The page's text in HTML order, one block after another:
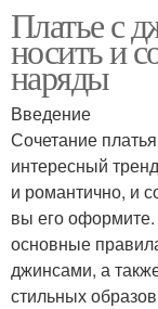
Платье с
носить и
наряды
Введение
Сочетание
интересный
и романтично, и
вы его
основные
джинсами, а
стильных